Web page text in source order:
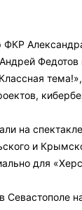
ФКР
на
и
для
Севастополе